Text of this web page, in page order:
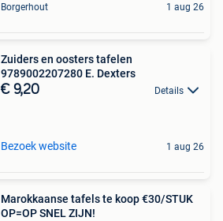
Borgerhout 1 aug 26
Zuiders en oosters tafelen
9789002207280 E. Dexters
€ 9,20 Details
Bezoek website 1 aug 26
Marokkaanse tafels te koop €30/STUK
OP=OP SNEL ZIJN!